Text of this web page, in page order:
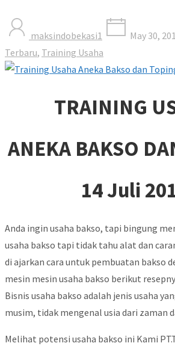
maksindobekasi1 May 30,
Terbaru, Training Usaha
TRAINING
ANEKA BAKSO
14 Juli
Anda ingin usaha bakso, tapi bingung
usaha bakso tapi tidak tahu alat dan
di ajarkan cara untuk pembuatan bakso
mesin mesin usaha bakso berikut
Bisnis usaha bakso adalah jenis usaha
musim, tidak mengenal usia dari zaman
Melihat potensi usaha bakso ini Kami